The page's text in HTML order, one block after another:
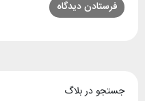
جستجو در بلاگ